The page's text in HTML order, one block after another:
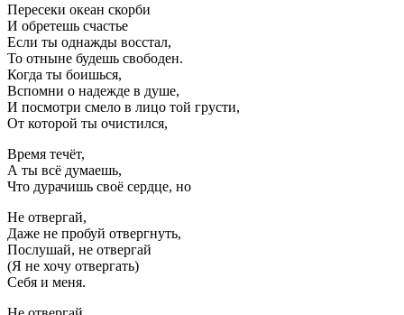
Пересеки океан скорби
И обретешь счастье
Если ты однажды восстал,
То отныне будешь свободен.
Когда ты боишься,
Вспомни о надежде в душе,
И посмотри смело в лицо той грусти,
От которой ты очистился,
Время течёт,
А ты всё думаешь,
Что дурачишь своё сердце, но
Не отвергай,
Даже не пробуй отвергнуть,
Послушай, не отвергай
(Я не хочу отвергать)
Себя и меня.